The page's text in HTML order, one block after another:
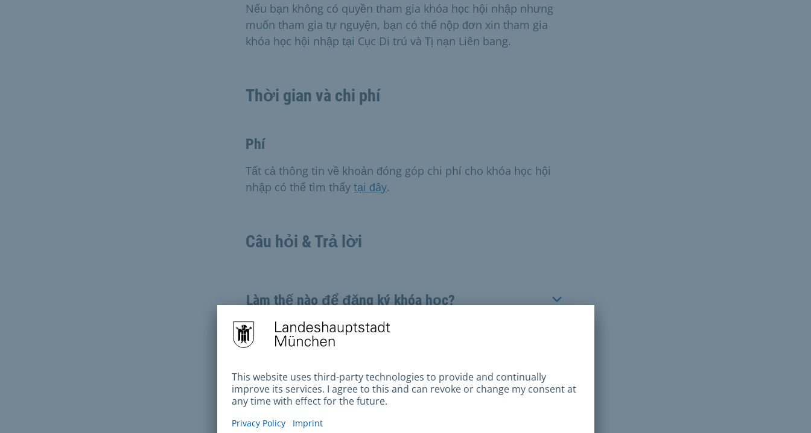
Nếu bạn không có quyền tham gia khóa học hội nhập nhưng
muốn tham gia tự nguyện, bạn có thể nộp đơn xin tham gia
khóa học hội nhập tại Cục Di trú và Tị nạn Liên bang.
Thời gian và chi phí
Phí
Tất cả thông tin về khoản đóng góp chi phí cho khóa học hội
nhập có thể tìm thấy tại đây.
Câu hỏi & Trả lời
Làm thế nào để đăng ký khóa học?
Nếu bạn đã nhận được giấy chứng nhận quyền lợi hoặc nghĩa
vụ từ Trung tâm Dịch vụ Nhập cư và Quốc tịch, bạn có thể chọn
Bạn có thể tìm thấy nhà cung cấp khóa học hội nhập gần nơi
bạn ở trên trang web của Cục Di trú và Tị nạn Liên bang (xem
liên kết trong phần "Thông tin thêm"). Bạn cũng có thể nhận
được bản in danh sách này tại Trung tâm Dịch vụ Nhập cư và